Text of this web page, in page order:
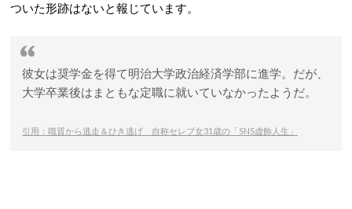
ついた形跡はないと報じています。
彼女は奨学金を得て明治大学政治経済学部に進学。だが、
大学卒業後はまともな定職に就いていなかったようだ。
引用：職質から逃走＆ひき逃げ 自称セレブ女31歳の「SNS虚飾人生」